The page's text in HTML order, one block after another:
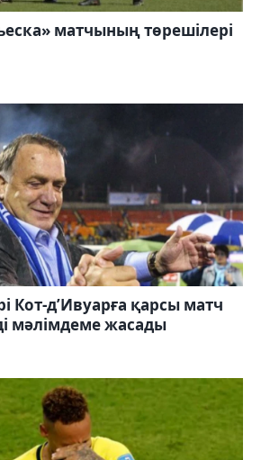
матчының төрешілері
Кот-д’Ивуарға қарсы матч
мәлімдеме жасады